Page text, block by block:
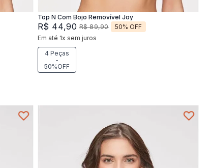
Top N Com Bojo Removível Joy
R$ 44,90 R$ 89,90 50% OFF
Em até 1x sem juros
4 Peças
-
50%OFF